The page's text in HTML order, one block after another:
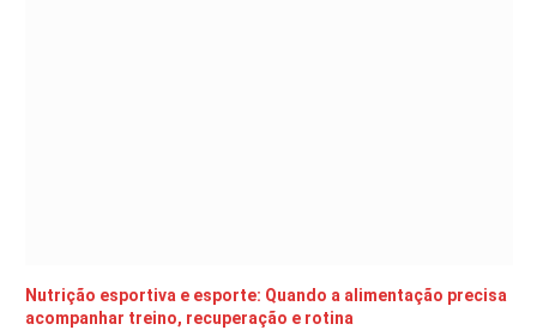
Nutrição esportiva e esporte: Quando a alimentação precisa
acompanhar treino, recuperação e rotina